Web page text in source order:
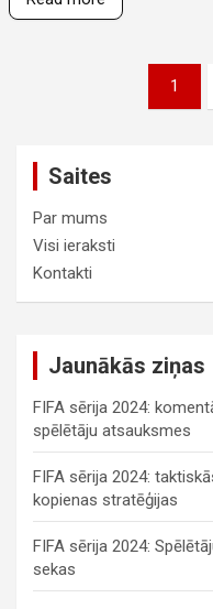
1
Saites
Par mums
Visi ieraksti
Kontakti
Jaunākās ziņas
FIFA sērija 2024:
spēlētāju atsauksmes
FIFA sērija 2024:
kopienas stratēģijas
FIFA sērija 2024:
sekas